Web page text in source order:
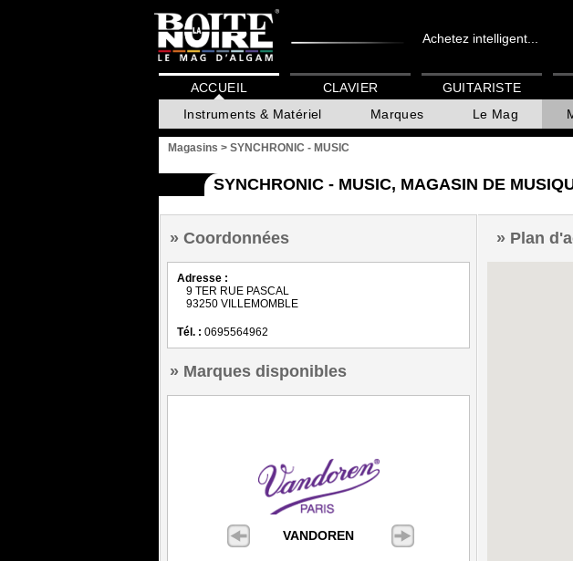
Achetez intelligent...
ACCUEIL
Instruments & Matériel
Marques Le Mag
CLAVIER GUITARISTE
Magasins > SYNCHRONIC - MUSIC
SYNCHRONIC - MUSIC, MAGASIN DE
Coordonnées
Adresse :
9 TER RUE PASCAL
93250 VILLEMOMBLE
Tél. : 0695564962
Marques disponibles
VANDOREN
Plan